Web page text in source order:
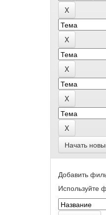
Начать
Добавить
Используйте